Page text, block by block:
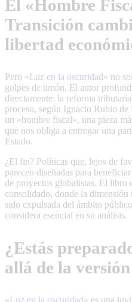
El «Hombre
Transición
libertad
Pero «Luz en la oscuridad» no
golpes de timón. El autor
directamente: la reforma
proceso, según Ignacio Rubio
un «hombre fiscal», una pieza
que nos obliga a entregar una
Estado.
¿El fin? Políticas que, lejos de
parecen diseñadas para
de proyectos globalistas. El libro
consolidado, donde la dimensión
sido expulsada del ámbito
considera esencial en su análisis.
¿Estás
allá de la
«Luz en la oscuridad» es una